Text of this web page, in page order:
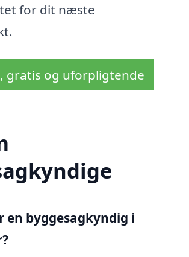
for dit næste
gratis og uforpligtende
en byggesagkyndig i